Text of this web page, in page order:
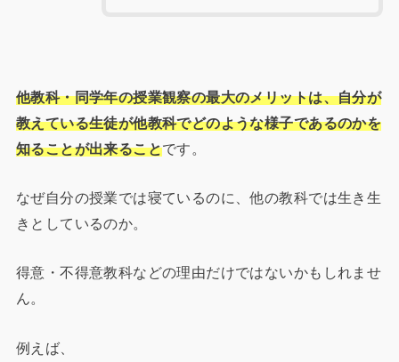
他教科・同学年の授業観察の最大のメリットは、自分が
教えている生徒が他教科でどのような様子であるのかを
知ることが出来ることです。
なぜ自分の授業では寝ているのに、他の教科では生き生
きとしているのか。
得意・不得意教科などの理由だけではないかもしれませ
ん。
例えば、